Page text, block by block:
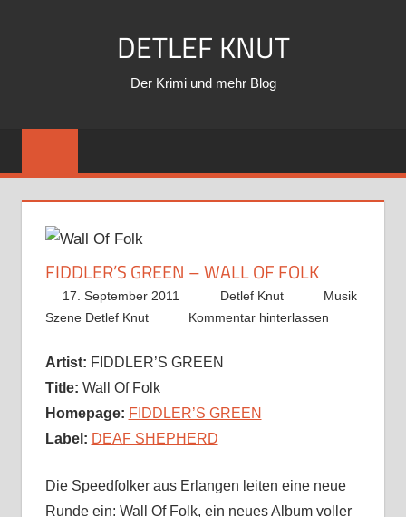
DETLEF KNUT
Der Krimi und mehr Blog
FIDDLER’S GREEN – WALL OF FOLK
17. September 2011 Detlef Knut
Musik
Szene Detlef Knut
Kommentar hinterlassen
Artist: FIDDLER’S GREEN
Title: Wall Of Folk
Homepage: FIDDLER’S GREEN
Label: DEAF SHEPHERD
Die Speedfolker aus Erlangen leiten eine neue
Runde ein: Wall Of Folk, ein neues Album voller